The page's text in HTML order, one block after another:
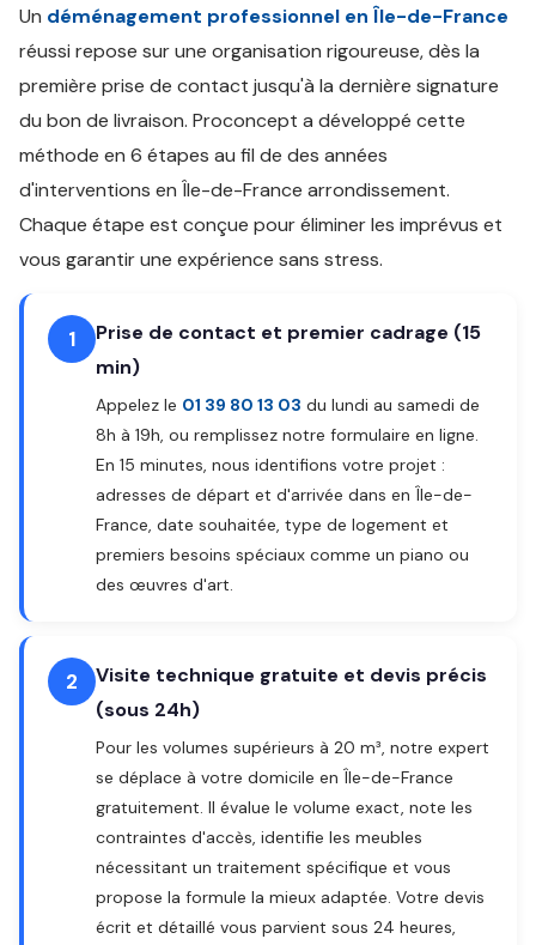
Un déménagement professionnel en Île-de-France
réussi repose sur une organisation rigoureuse, dès la
première prise de contact jusqu'à la dernière signature
du bon de livraison. Proconcept a développé cette
méthode en 6 étapes au fil de des années
d'interventions en Île-de-France arrondissement.
Chaque étape est conçue pour éliminer les imprévus et
vous garantir une expérience sans stress.
1
Prise de contact et premier cadrage (15
min)
Appelez le 01 39 80 13 03 du lundi au samedi de
8h à 19h, ou remplissez notre formulaire en ligne.
En 15 minutes, nous identifions votre projet :
adresses de départ et d'arrivée dans en Île-de-
France, date souhaitée, type de logement et
premiers besoins spéciaux comme un piano ou
des œuvres d'art.
2
Visite technique gratuite et devis précis
(sous 24h)
Pour les volumes supérieurs à 20 m³, notre expert
se déplace à votre domicile en Île-de-France
gratuitement. Il évalue le volume exact, note les
contraintes d'accès, identifie les meubles
nécessitant un traitement spécifique et vous
propose la formule la mieux adaptée. Votre devis
écrit et détaillé vous parvient sous 24 heures,